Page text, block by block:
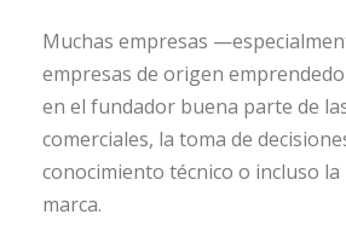
Muchas empresas
empresas de origen
en el fundador buena parte de
comerciales, la toma de
conocimiento técnico o incluso
marca.